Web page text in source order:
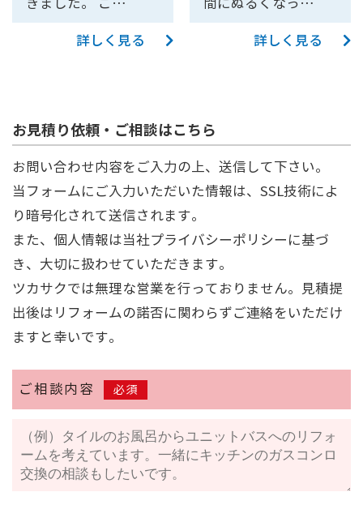
きました。 ご…
詳しく見る
間にぬるくなっ…
詳しく見る
お見積り依頼・ご相談はこちら
お問い合わせ内容をご入力の上、送信して下さい。
当フォームにご入力いただいた情報は、SSL技術によ
り暗号化されて送信されます。
また、個人情報は当社プライバシーポリシーに基づ
き、大切に扱わせていただきます。
ツカサクでは無理な営業を行っておりません。見積提
出後はリフォームの諾否に関わらずご連絡をいただけ
ますと幸いです。
ご相談内容 必須